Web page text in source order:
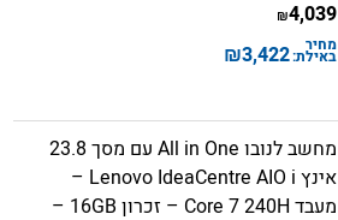
4,039
₪
מחיר
באילת:3,422
₪
מחשב לנובו All in One עם מסך 23.8
אינץ Lenovo IdeaCentre AIO i –
מעבד Core 7 240H – זכרון 16GB –